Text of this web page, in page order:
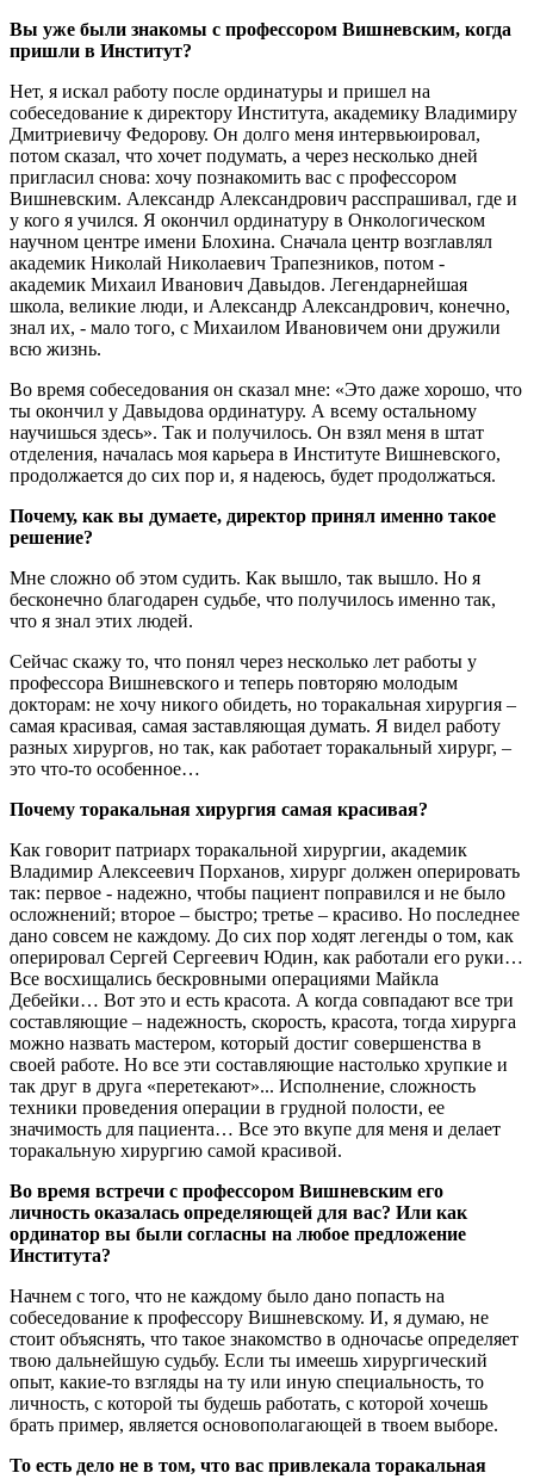
Вы уже были знакомы с профессором Вишневским, когда
пришли в Институт?
Нет, я искал работу после ординатуры и пришел на
собеседование к директору Института, академику Владимиру
Дмитриевичу Федорову. Он долго меня интервьюировал,
потом сказал, что хочет подумать, а через несколько дней
пригласил снова: хочу познакомить вас с профессором
Вишневским. Александр Александрович расспрашивал, где и
у кого я учился. Я окончил ординатуру в Онкологическом
научном центре имени Блохина. Сначала центр возглавлял
академик Николай Николаевич Трапезников, потом -
академик Михаил Иванович Давыдов. Легендарнейшая
школа, великие люди, и Александр Александрович, конечно,
знал их, - мало того, с Михаилом Ивановичем они дружили
всю жизнь.
Во время собеседования он сказал мне: «Это даже хорошо, что
ты окончил у Давыдова ординатуру. А всему остальному
научишься здесь». Так и получилось. Он взял меня в штат
отделения, началась моя карьера в Институте Вишневского,
продолжается до сих пор и, я надеюсь, будет продолжаться.
Почему, как вы думаете, директор принял именно такое
решение?
Мне сложно об этом судить. Как вышло, так вышло. Но я
бесконечно благодарен судьбе, что получилось именно так,
что я знал этих людей.
Сейчас скажу то, что понял через несколько лет работы у
профессора Вишневского и теперь повторяю молодым
докторам: не хочу никого обидеть, но торакальная хирургия –
самая красивая, самая заставляющая думать. Я видел работу
разных хирургов, но так, как работает торакальный хирург, –
это что-то особенное…
Почему торакальная хирургия самая красивая?
Как говорит патриарх торакальной хирургии, академик
Владимир Алексеевич Порханов, хирург должен оперировать
так: первое - надежно, чтобы пациент поправился и не было
осложнений; второе – быстро; третье – красиво. Но последнее
дано совсем не каждому. До сих пор ходят легенды о том, как
оперировал Сергей Сергеевич Юдин, как работали его руки…
Все восхищались бескровными операциями Майкла
Дебейки… Вот это и есть красота. А когда совпадают все три
составляющие – надежность, скорость, красота, тогда хирурга
можно назвать мастером, который достиг совершенства в
своей работе. Но все эти составляющие настолько хрупкие и
так друг в друга «перетекают»... Исполнение, сложность
техники проведения операции в грудной полости, ее
значимость для пациента… Все это вкупе для меня и делает
торакальную хирургию самой красивой.
Во время встречи с профессором Вишневским его
личность оказалась определяющей для вас? Или как
ординатор вы были согласны на любое предложение
Института?
Начнем с того, что не каждому было дано попасть на
собеседование к профессору Вишневскому. И, я думаю, не
стоит объяснять, что такое знакомство в одночасье определяет
твою дальнейшую судьбу. Если ты имеешь хирургический
опыт, какие-то взгляды на ту или иную специальность, то
личность, с которой ты будешь работать, с которой хочешь
брать пример, является основополагающей в твоем выборе.
То есть дело не в том, что вас привлекала торакальная